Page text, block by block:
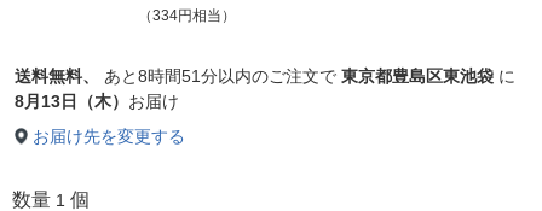
（334円相当）
送料無料、 あと8時間51分以内のご注文で 東京都豊島区東池袋 に
8月13日（木） お届け
お届け先を変更する
数量 1 個